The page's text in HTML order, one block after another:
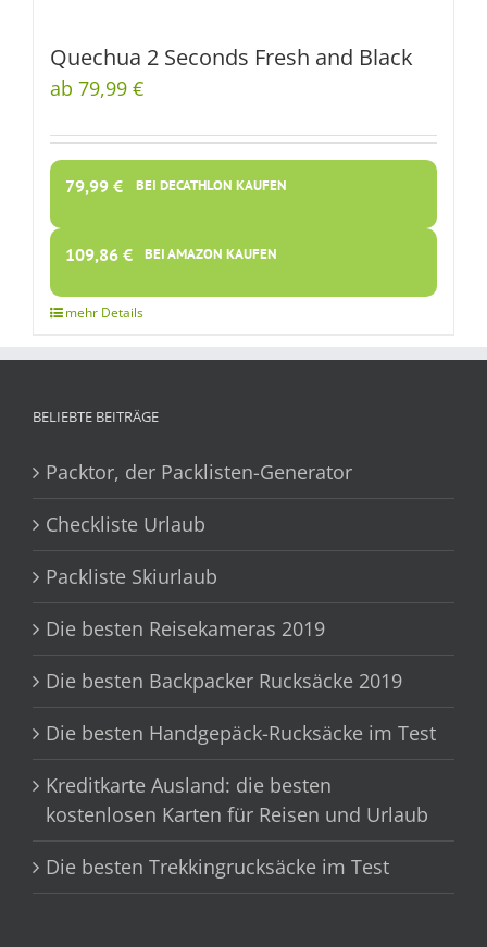
Quechua 2 Seconds Fresh and Black
ab 79,99 €
79,99 € BEI DECATHLON KAUFEN
109,86 € BEI AMAZON KAUFEN
BELIEBTE BEITRÄGE
Packtor, der Packlisten-Generator
Checkliste Urlaub
Packliste Skiurlaub
Die besten Reisekameras 2019
Die besten Backpacker Rucksäcke 2019
Die besten Handgepäck-Rucksäcke im Test
Kreditkarte Ausland: die besten
kostenlosen Karten für Reisen und Urlaub
Die besten Trekkingrucksäcke im Test